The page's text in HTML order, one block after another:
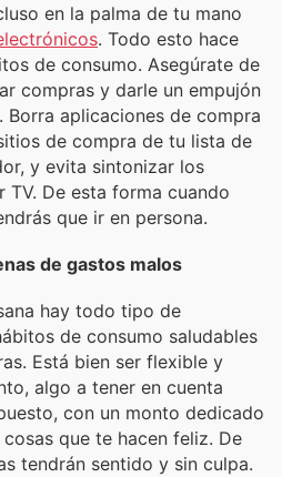
en la palma de tu mano
. Todo esto hace
de consumo. Asegúrate de
compras y darle un empujón
aplicaciones de compra
de compra de tu lista de
y evita sintonizar los
TV. De esta forma cuando
que ir en persona.
de gastos malos
hay todo tipo de
de consumo saludables
Está bien ser flexible y
algo a tener en cuenta
con un monto dedicado
que te hacen feliz. De
tendrán sentido y sin culpa.